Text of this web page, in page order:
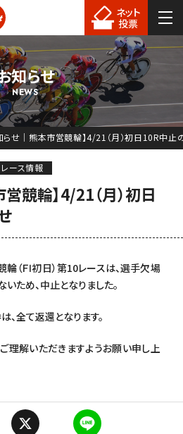
ネット
投票
知らせ
NEWS
らせ｜熊本市営競輪】4/21（月）初日10R中止
レース情報
競輪】4/21（月）初日
（ＦⅠ初日）第10レースは、選手欠場
ため、中止となりました。
、全て返還となります。
理解いただきますようお願い申し上